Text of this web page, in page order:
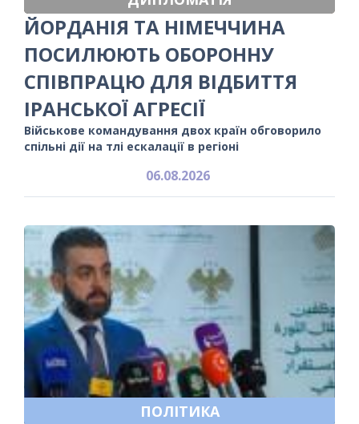
ЙОРДАНІЯ ТА НІМЕЧЧИНА
ПОСИЛЮЮТЬ ОБОРОННУ
СПІВПРАЦЮ ДЛЯ ВІДБИТТЯ
ІРАНСЬКОЇ АГРЕСІЇ
Військове командування двох країн обговорило
спільні дії на тлі ескалації в регіоні
06.08.2026
ПОЛІТИКА